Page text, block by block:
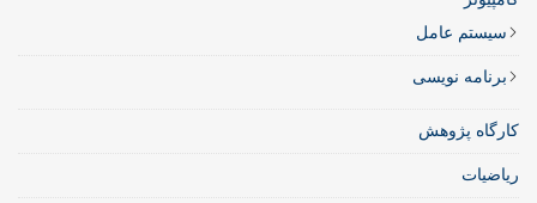
سیستم عامل
برنامه نویسی
کارگاه پژوهش
ریاضیات